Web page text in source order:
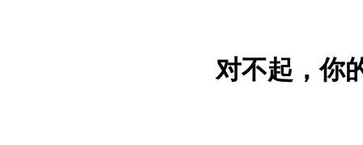
对不起，你